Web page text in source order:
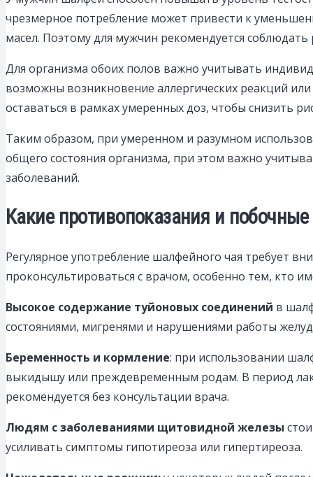
чрезмерное потребление может привести к
масел. Поэтому для мужчин рекомендуется
Для организма обоих полов важно учитывать
возможны возникновение аллергических реакций
оставаться в рамках умеренных доз, чтобы снизить
Таким образом, при умеренном и разумном
общего состояния организма, при этом важно
заболеваний.
Какие противопоказания и
Регулярное употребление шалфейного чая требует
проконсультироваться с врачом, особенно тем, кто
Высокое содержание туйоновых соединений в
состояниями, мигренями и нарушениями работы
Беременность и кормление: при использовании
выкидышу или преждевременным родам. В период
рекомендуется без консультации врача.
Людям с заболеваниями щитовидной железы
усиливать симптомы гипотиреоза или гипертиреоза.